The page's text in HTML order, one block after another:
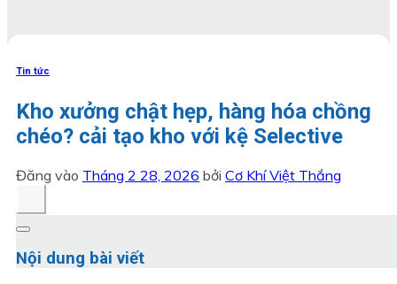
Tin tức
Kho xưởng chật hẹp, hàng hóa chồng
chéo? cải tạo kho với kệ Selective
Đăng vào Tháng 2 28, 2026 bởi Cơ Khí Việt Thắng
Nội dung bài viết